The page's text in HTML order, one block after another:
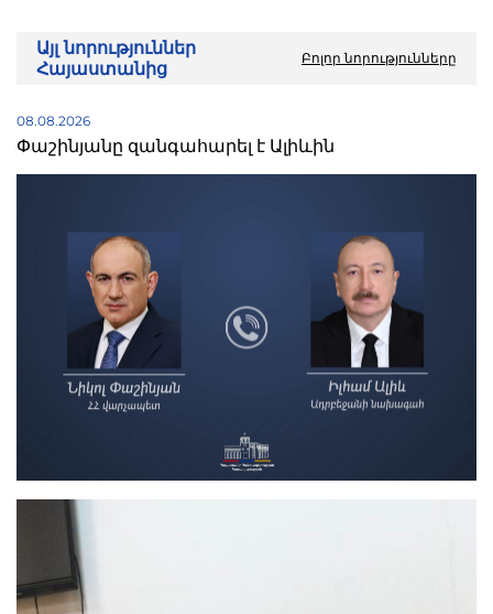
Այլ նորություններ
Հայաստանից
Բոլոր նորությունները
08.08.2026
Փաշինյանը զանգահարել է Ալիևին